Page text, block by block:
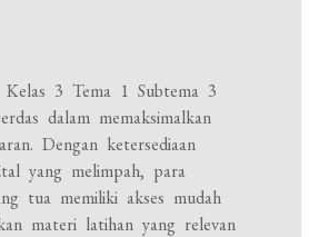
Kelas 3 Tema 1 Subtema 3
dalam memaksimalkan
Dengan ketersediaan
yang melimpah, para
tua memiliki akses mudah
materi latihan yang relevan